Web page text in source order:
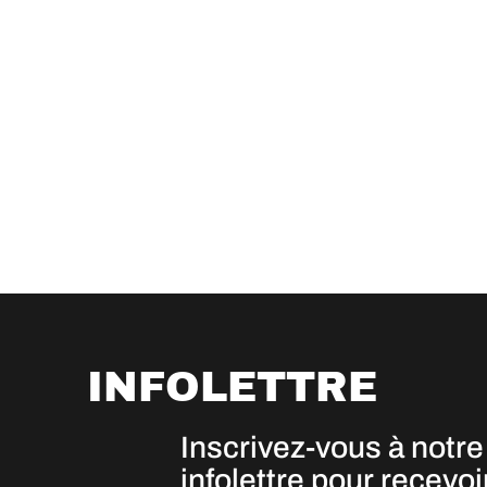
INFOLETTRE
Inscrivez-vous à notre
infolettre pour